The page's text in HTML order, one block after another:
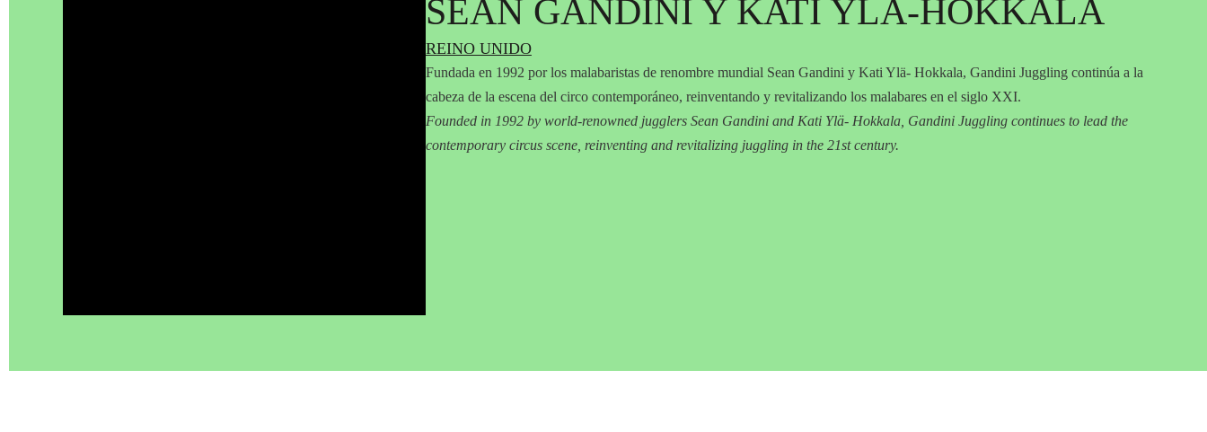
SEAN GANDINI Y KATI YLÄ-HOKKALA
REINO UNIDO
Fundada en 1992 por los malabaristas de renombre mundial Sean Gandini y Kati Ylä- Hokkala, Gandini Juggling continúa a la
cabeza de la escena del circo contemporáneo, reinventando y revitalizando los malabares en el siglo XXI.
Founded in 1992 by world-renowned jugglers Sean Gandini and Kati Ylä- Hokkala, Gandini Juggling continues to lead the
contemporary circus scene, reinventing and revitalizing juggling in the 21st century.